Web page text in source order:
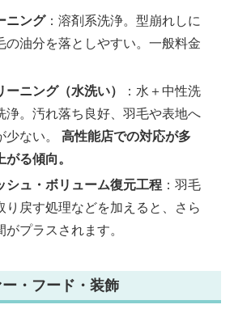
ニング：溶剤系洗浄。型崩れしに
の油分を落としやすい。一般料金
ーニング（水洗い）
：水＋中性洗
浄。汚れ落ち良好、羽毛や表地へ
少ない。 高性能店での対応が多
がる傾向。
シュ・ボリューム復元工程：羽毛
り戻す処理などを加えると、さら
がプラスされます。
・フード・装飾